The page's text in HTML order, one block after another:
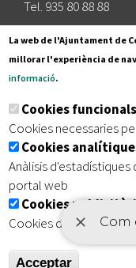
Tel. 935 80 88 88
Segueix-nos a:
Subscriu-te al
Inici | Avís legal |
| Accessibilitat
La web de l'Ajuntament de
millorar l'experiència de
informació.
Cookies funcionals
Cookies necessaries
Cookies
Anàlisis
portal web
Cookies
Cookies de tercers
Acceptar